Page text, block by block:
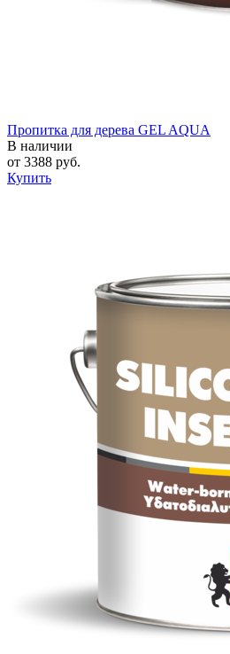
Пропитка для дерева GEL AQUA
В наличии
от 3388 руб.
Купить